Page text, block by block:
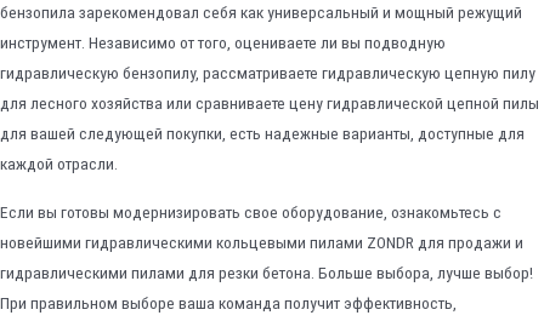
бензопила зарекомендовал себя как универсальный и мощный режущий
инструмент. Независимо от того, оцениваете ли вы подводную
гидравлическую бензопилу, рассматриваете гидравлическую цепную пилу
для лесного хозяйства или сравниваете цену гидравлической цепной пилы
для вашей следующей покупки, есть надежные варианты, доступные для
каждой отрасли.
Если вы готовы модернизировать свое оборудование, ознакомьтесь с
новейшими гидравлическими кольцевыми пилами ZONDR для продажи и
гидравлическими пилами для резки бетона. Больше выбора, лучше выбор!
При правильном выборе ваша команда получит эффективность,